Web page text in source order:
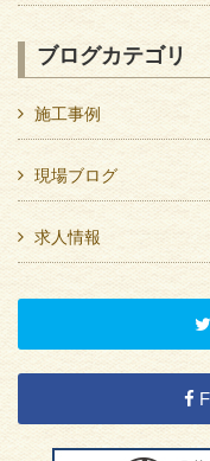
ブログカテゴリ
施工事例
現場ブログ
求人情報